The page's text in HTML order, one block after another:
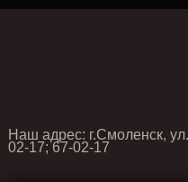
Наш адрес: г.Смоленск,
02-17; 67-02-17